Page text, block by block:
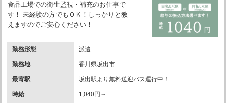
食品工場での衛生監視・補充のお仕事で
す！ 未経験の方でもＯＫ！しっかりと教
えますのでご安心ください！
勤務形態 派遣
勤務地 香川県坂出市
最寄駅 坂出駅より無料送迎バス運行中！
時給 1,040円～